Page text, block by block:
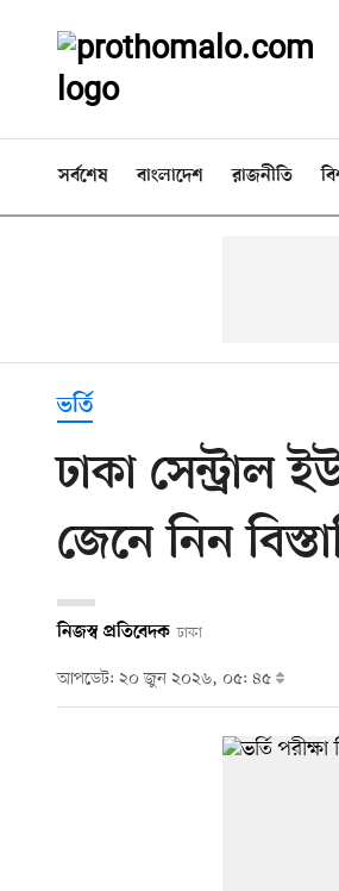
সর্বশেষ বাংলাদেশ রাজনীতি
ভর্তি
ঢাকা সেন্ট্রাল
জেনে নিন
নিজস্ব প্রতিবেদক ঢাকা
আপডেট: ২০ জুন ২০২৬, ০৫: ৪৫